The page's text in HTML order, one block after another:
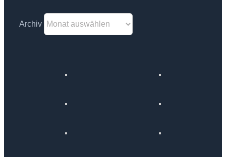
Archiv